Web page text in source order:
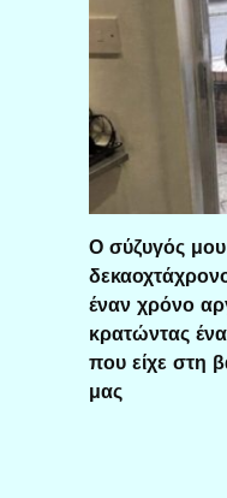
Ο σύζυγός μου
έναν χρόνο
κρατώντας
που είχε στη
μας